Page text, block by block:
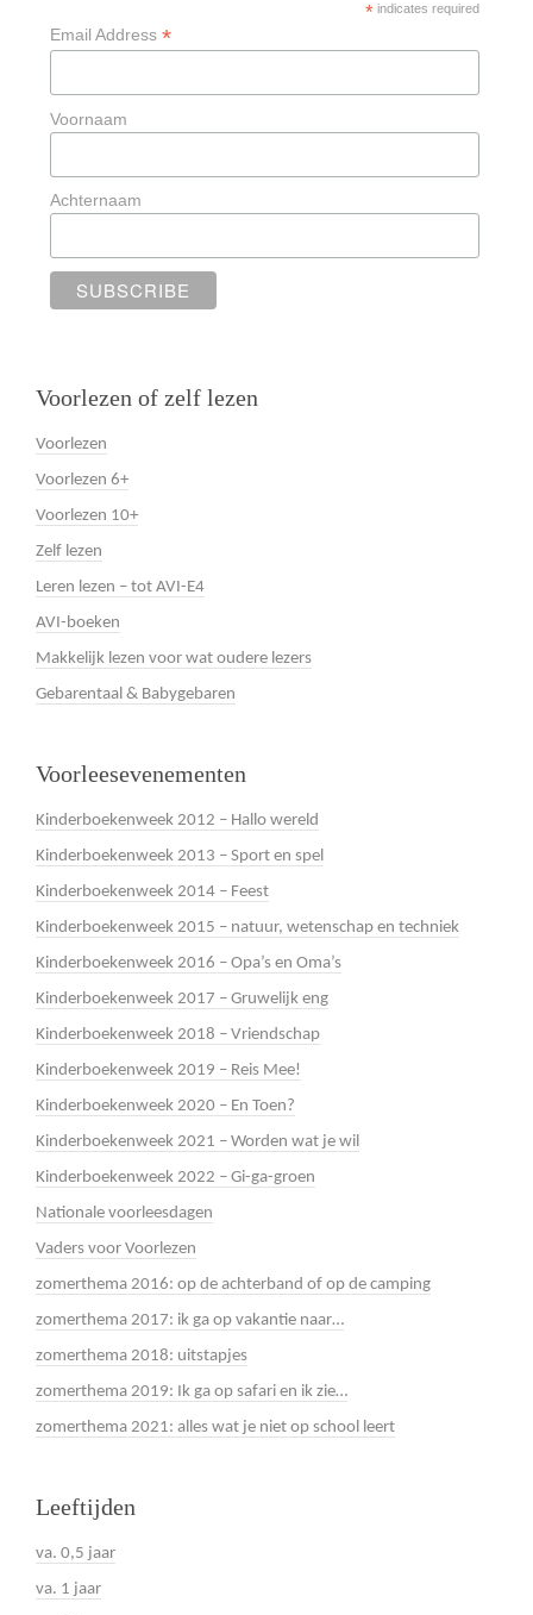
*indicates required
Email Address *
Voornaam
Achternaam
Voorlezen of zelf lezen
Voorlezen
Voorlezen 6+
Voorlezen 10+
Zelf lezen
Leren lezen – tot AVI-E4
AVI-boeken
Makkelijk lezen voor wat oudere lezers
Gebarentaal & Babygebaren
Voorleesevenementen
Kinderboekenweek 2012 – Hallo wereld
Kinderboekenweek 2013 – Sport en spel
Kinderboekenweek 2014 – Feest
Kinderboekenweek 2015 – natuur, wetenschap en techniek
Kinderboekenweek 2016 – Opa’s en Oma’s
Kinderboekenweek 2017 – Gruwelijk eng
Kinderboekenweek 2018 – Vriendschap
Kinderboekenweek 2019 – Reis Mee!
Kinderboekenweek 2020 – En Toen?
Kinderboekenweek 2021 – Worden wat je wil
Kinderboekenweek 2022 – Gi-ga-groen
Nationale voorleesdagen
Vaders voor Voorlezen
zomerthema 2016: op de achterband of op de camping
zomerthema 2017: ik ga op vakantie naar…
zomerthema 2018: uitstapjes
zomerthema 2019: Ik ga op safari en ik zie…
zomerthema 2021: alles wat je niet op school leert
Leeftijden
va. 0,5 jaar
va. 1 jaar